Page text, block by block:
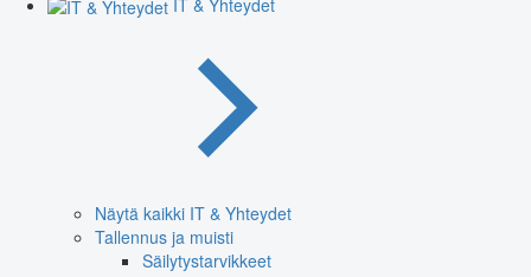
Näytä kaikki IT & Yhteydet
Tallennus ja muisti
Säilytystarvikkeet